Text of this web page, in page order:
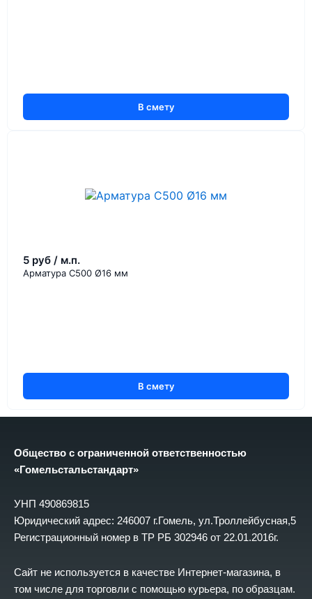
В смету
5 руб / м.п.
Арматура С500 Ø16 мм
В смету
Общество с ограниченной ответственностью
«Гомельстальстандарт»
УНП 490869815
Юридический адрес: 246007 г.Гомель, ул.Троллейбусная,5
Регистрационный номер в ТР РБ 302946 от 22.01.2016г.
Сайт не используется в качестве Интернет-магазина, в
том числе для торговли с помощью курьера, по образцам.